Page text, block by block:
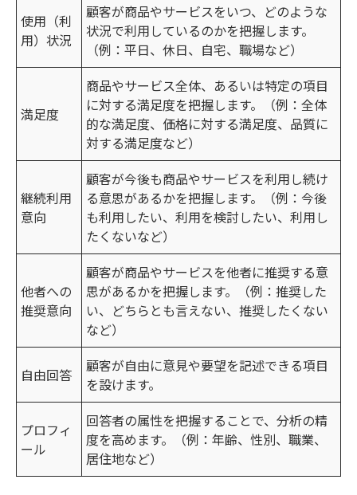
使用（利
用）状況
顧客が商品やサービスをいつ、どのような
状況で利用しているのかを把握します。
（例：平日、休日、自宅、職場など）
満足度
商品やサービス全体、あるいは特定の項目
に対する満足度を把握します。（例：全体
的な満足度、価格に対する満足度、品質に
対する満足度など）
継続利用
意向
顧客が今後も商品やサービスを利用し続け
る意思があるかを把握します。（例：今後
も利用したい、利用を検討したい、利用し
たくないなど）
他者への
推奨意向
顧客が商品やサービスを他者に推奨する意
思があるかを把握します。（例：推奨した
い、どちらとも言えない、推奨したくない
など）
自由回答
顧客が自由に意見や要望を記述できる項目
を設けます。
プロフィ
ール
回答者の属性を把握することで、分析の精
度を高めます。（例：年齢、性別、職業、
居住地など）